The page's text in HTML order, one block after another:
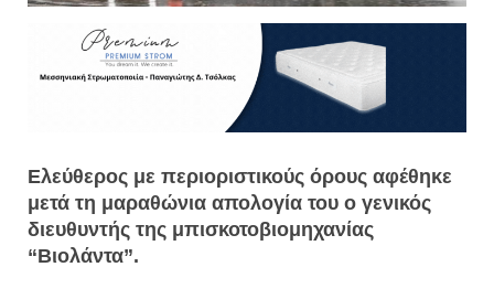
Ελεύθερος με περιοριστικούς όρους αφέθηκε
μετά τη μαραθώνια απολογία του ο γενικός
διευθυντής της μπισκοτοβιομηχανίας
“Βιολάντα”.